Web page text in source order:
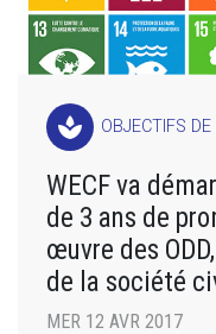
spa OBJECTIFS
WECF va
de 3 ans de
œuvre des
de la société
publics.
MER 12 AVR 2017